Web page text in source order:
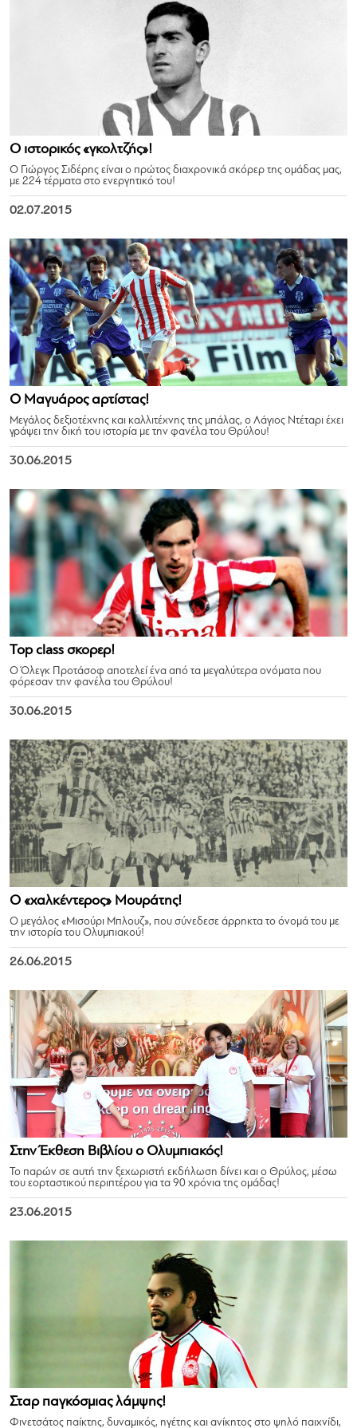
Ο ιστορικός «γκολτζής»!
Ο Γιώργος Σιδέρης είναι ο πρώτος διαχρονικά σκόρερ της ομάδας μας,
με 224 τέρματα στο ενεργητικό του!
02.07.2015
Ο Μαγυάρος αρτίστας!
Μεγάλος δεξιοτέχνης και καλλιτέχνης της μπάλας, ο Λάγιος Ντέταρι έχει
γράψει την δική του ιστορία με την φανέλα του Θρύλου!
30.06.2015
Τοp class σκορερ!
Ο Όλεγκ Προτάσοφ αποτελεί ένα από τα μεγαλύτερα ονόματα που
φόρεσαν την φανέλα του Θρύλου!
30.06.2015
Ο «χαλκέντερος» Μουράτης!
Ο μεγάλος «Μισούρι Μπλουζ», που σύνεδεσε άρρηκτα το όνομά του με
την ιστορία του Ολυμπιακού!
26.06.2015
Στην Έκθεση Βιβλίου ο Ολυμπιακός!
Το παρών σε αυτή την ξεχωριστή εκδήλωση δίνει και o Θρύλος, μέσω
του εορταστικού περιπτέρου για τα 90 χρόνια της ομάδας!
23.06.2015
Σταρ παγκόσμιας λάμψης!
Φινετσάτος παίκτης, δυναμικός, ηγέτης και ανίκητος στο ψηλό παιχνίδι,